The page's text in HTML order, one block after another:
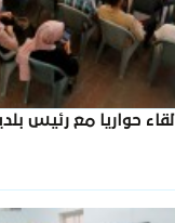
حواريا مع رئيس